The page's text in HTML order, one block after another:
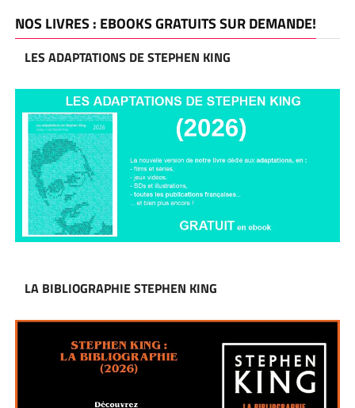
NOS LIVRES : EBOOKS GRATUITS SUR DEMANDE!
LES ADAPTATIONS DE STEPHEN KING
LA BIBLIOGRAPHIE STEPHEN KING